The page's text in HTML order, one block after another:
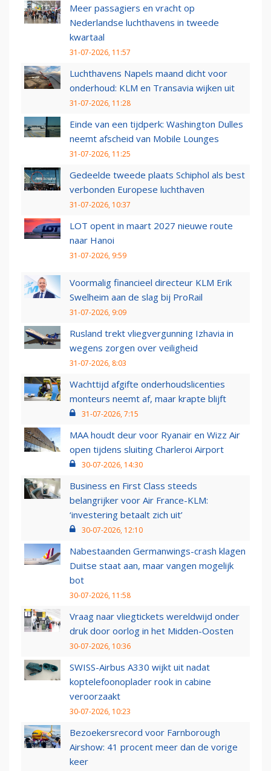
Meer passagiers en vracht op
Nederlandse luchthavens in tweede
kwartaal
31-07-2026, 11:57
Luchthavens Napels maand dicht voor
onderhoud: KLM en Transavia wijken uit
31-07-2026, 11:28
Einde van een tijdperk: Washington Dulles
neemt afscheid van Mobile Lounges
31-07-2026, 11:25
Gedeelde tweede plaats Schiphol als best
verbonden Europese luchthaven
31-07-2026, 10:37
LOT opent in maart 2027 nieuwe route
naar Hanoi
31-07-2026, 9:59
Voormalig financieel directeur KLM Erik
Swelheim aan de slag bij ProRail
31-07-2026, 9:09
Rusland trekt vliegvergunning Izhavia in
wegens zorgen over veiligheid
31-07-2026, 8:03
Wachttijd afgifte onderhoudslicenties
monteurs neemt af, maar krapte blijft
31-07-2026, 7:15
MAA houdt deur voor Ryanair en Wizz Air
open tijdens sluiting Charleroi Airport
30-07-2026, 14:30
Business en First Class steeds
belangrijker voor Air France-KLM:
‘investering betaalt zich uit’
30-07-2026, 12:10
Nabestaanden Germanwings-crash klagen
Duitse staat aan, maar vangen mogelijk
bot
30-07-2026, 11:58
Vraag naar vliegtickets wereldwijd onder
druk door oorlog in het Midden-Oosten
30-07-2026, 10:36
SWISS-Airbus A330 wijkt uit nadat
koptelefoonoplader rook in cabine
veroorzaakt
30-07-2026, 10:23
Bezoekersrecord voor Farnborough
Airshow: 41 procent meer dan de vorige
keer